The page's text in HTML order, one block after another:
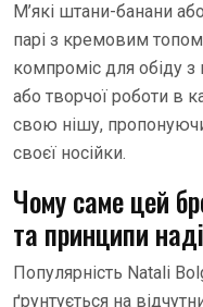
М’які штани-банани
парі з кремовим
компроміс для обіду
або творчої роботи в
свою нішу, пропонуючи
своєї носійки.
Чому саме цей
та принципи
Популярність Natali
ґрунтується на